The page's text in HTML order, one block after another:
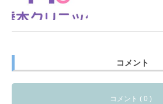
コメント
コメント ( 0 )